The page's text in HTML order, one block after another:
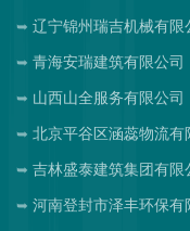
辽宁锦州瑞吉机械有限
青海安瑞建筑有限公司
山西山全服务有限公司
北京平谷区涵蕊物流有
吉林盛泰建筑集团有限
河南登封市泽丰环保有